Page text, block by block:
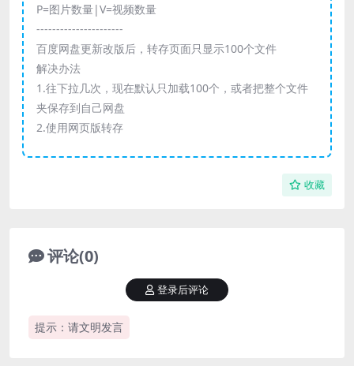
P=图片数量|V=视频数量
----------------------
百度网盘更新改版后，转存页面只显示100个文件
解决办法
1.往下拉几次，现在默认只加载100个，或者把整个文件
夹保存到自己网盘
2.使用网页版转存
收藏
评论(0)
提示：请文明发言
登录后评论